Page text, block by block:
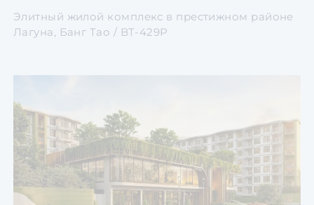
Элитный жилой комплекс в престижном районе
Лагуна, Банг Тао / BT-429P
Перейти
Перейти
Перейти